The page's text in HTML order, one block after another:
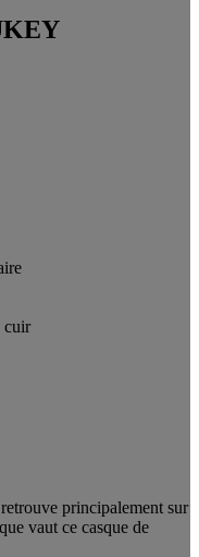
cuir
principalement sur
vaut ce casque de